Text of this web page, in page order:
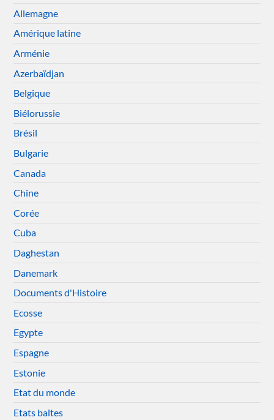
Allemagne
Amérique latine
Arménie
Azerbaïdjan
Belgique
Biélorussie
Brésil
Bulgarie
Canada
Chine
Corée
Cuba
Daghestan
Danemark
Documents d'Histoire
Ecosse
Egypte
Espagne
Estonie
Etat du monde
Etats baltes